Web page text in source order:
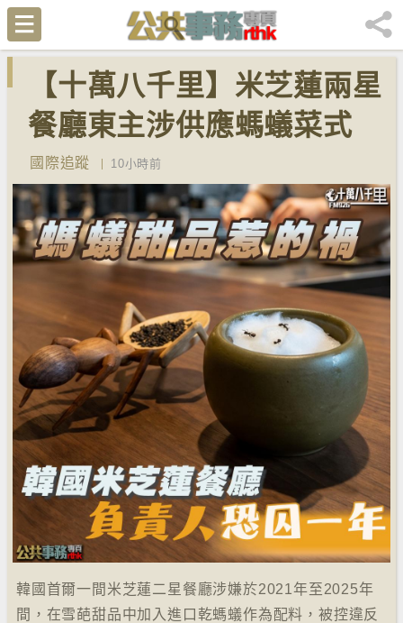
【十萬八千里】米芝蓮兩星
餐廳東主涉供應螞蟻菜式
檢方求囚一年
國際追蹤 10小時前
韓國首爾一間米芝蓮二星餐廳涉嫌於2021年至2025年
間，在雪葩甜品中加入進口乾螞蟻作為配料，被控違反